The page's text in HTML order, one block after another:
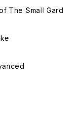
The Small Gard